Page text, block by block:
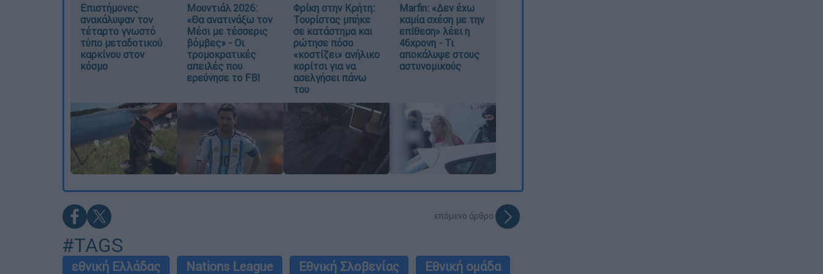
Επιστήμονες
ανακάλυψαν τον
τέταρτο γνωστό
τύπο μεταδοτικού
καρκίνου στον
κόσμο
Μουντιάλ 2026:
«Θα ανατινάξω τον
Μέσι με τέσσερις
βόμβες» - Οι
τρομοκρατικές
απειλές που
ερεύνησε το FBI
Φρίκη στην Κρήτη:
Τουρίστας μπήκε
σε κατάστημα και
ρώτησε πόσο
«κοστίζει» ανήλικο
κορίτσι για να
ασελγήσει πάνω
του
Marfin: «Δεν έχω
καμία σχέση με την
επίθεση» λέει η
46χρονη - Τι
αποκάλυψε στους
αστυνομικούς
επόμενο άρθρο
#TAGS
εθνική Ελλάδας Nations League Εθνική Σλοβενίας Εθνική ομάδα